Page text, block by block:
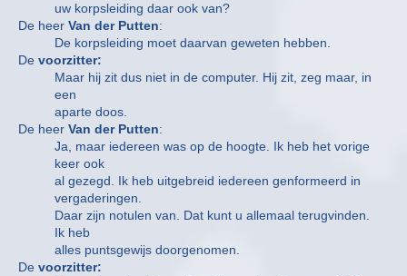
uw korpsleiding daar ook van?
De heer Van der Putten:
De korpsleiding moet daarvan geweten hebben.
De voorzitter:
Maar hij zit dus niet in de computer. Hij zit, zeg maar, in
een
aparte doos.
De heer Van der Putten:
Ja, maar iedereen was op de hoogte. Ik heb het vorige
keer ook
al gezegd. Ik heb uitgebreid iedereen genformeerd in
vergaderingen.
Daar zijn notulen van. Dat kunt u allemaal terugvinden.
Ik heb
alles puntsgewijs doorgenomen.
De voorzitter: